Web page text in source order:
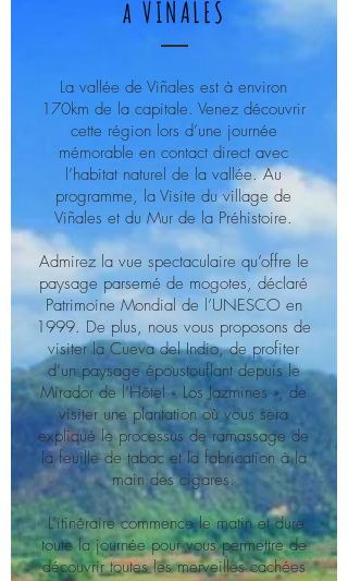
a VINALES
La vallée de Viñales est à environ
170km de la capitale. Venez découvrir
cette région lors d’une journée
mémorable en contact direct avec
l’habitat naturel de la vallée. Au
programme, la Visite du village de
Viñales et du Mur de la Préhistoire.
Admirez la vue spectaculaire qu’offre le
paysage parsemé de mogotes, déclaré
Patrimoine Mondial de l’UNESCO en
1999. De plus, nous vous proposons de
visiter la Cueva del Indio, de profiter
d’un paysage époustouflant depuis le
Mirador de l’Hôtel « Los Jazmines », de
visiter une plantation où vous sera
expliqué le processus de ramassage de
la feuille de tabac et la fabrication à la
main des cigares.
L’itinéraire commence le matin et dure
toute la journée pour vous permettre de
découvrir toutes les merveilles cachées